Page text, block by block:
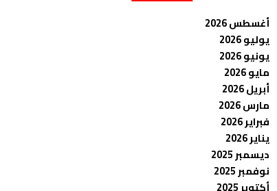
أغسطس 2026
يوليو 2026
يونيو 2026
مايو 2026
أبريل 2026
مارس 2026
فبراير 2026
يناير 2026
ديسمبر 2025
نوفمبر 2025
أكتوبر 2025